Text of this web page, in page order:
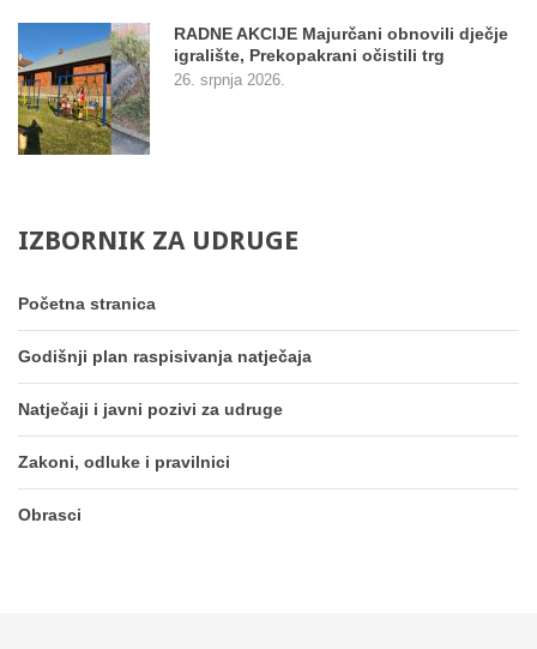
RADNE AKCIJE Majurčani obnovili dječje
igralište, Prekopakrani očistili trg
26. srpnja 2026.
IZBORNIK ZA UDRUGE
Početna stranica
Godišnji plan raspisivanja natječaja
Natječaji i javni pozivi za udruge
Zakoni, odluke i pravilnici
Obrasci